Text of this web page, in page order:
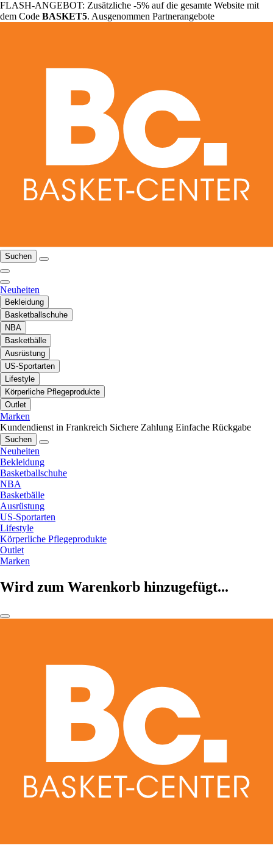
FLASH-ANGEBOT: Zusätzliche -5% auf die gesamte Website mit
dem Code BASKET5. Ausgenommen Partnerangebote
Suchen
Neuheiten
Bekleidung
Basketballschuhe
NBA
Basketbälle
Ausrüstung
US-Sportarten
Lifestyle
Körperliche Pflegeprodukte
Outlet
Marken
Kundendienst in Frankreich Sichere Zahlung Einfache Rückgabe
Suchen
Neuheiten
Bekleidung
Basketballschuhe
NBA
Basketbälle
Ausrüstung
US-Sportarten
Lifestyle
Körperliche Pflegeprodukte
Outlet
Marken
Wird zum Warenkorb hinzugefügt...